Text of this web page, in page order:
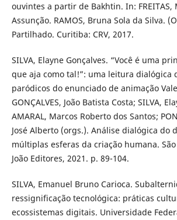
ouvintes a partir de Bakhtin. In: FREITAS,
Assunção. RAMOS, Bruna Sola da Silva.
Partilhado. Curitiba: CRV, 2017.
SILVA, Elayne Gonçalves. “Você é uma
que aja como tal!”: uma leitura dialógica
paródicos do enunciado de animação
GONÇALVES, João Batista Costa; SILVA,
AMARAL, Marcos Roberto dos Santos;
José Alberto (orgs.). Análise dialógica do
múltiplas esferas da criação humana.
João Editores, 2021. p. 89-104.
SILVA, Emanuel Bruno Carioca.
ressignificação tecnológica: práticas
ecossistemas digitais. Universidade